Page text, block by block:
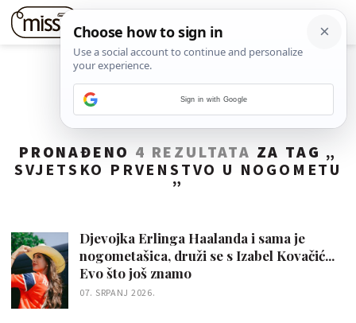
PRONAĐENO 4 REZULTATA ZA TAG „
SVJETSKO PRVENSTVO U NOGOMETU
”
Djevojka Erlinga Haalanda i sama je
nogometašica, druži se s Izabel Kovačić...
Evo što još znamo
07. SRPANJ 2026.
Sign in with Google